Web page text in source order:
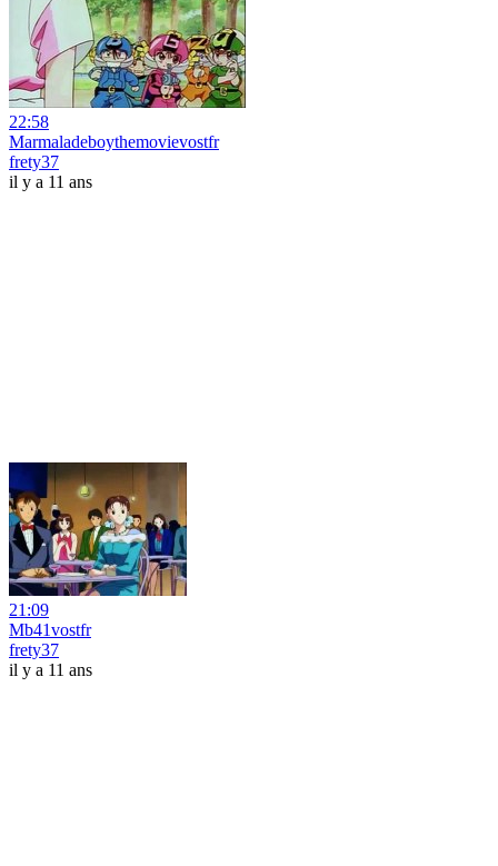
22:58
Marmaladeboythemovievostfr
frety37
il y a 11 ans
21:09
Mb41vostfr
frety37
il y a 11 ans